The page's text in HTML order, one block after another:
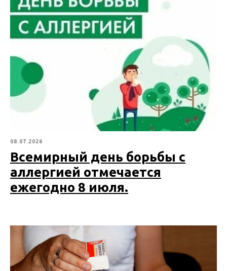
08.07.2026
Всемирный день борьбы с
аллергией отмечается
ежегодно 8 июля.